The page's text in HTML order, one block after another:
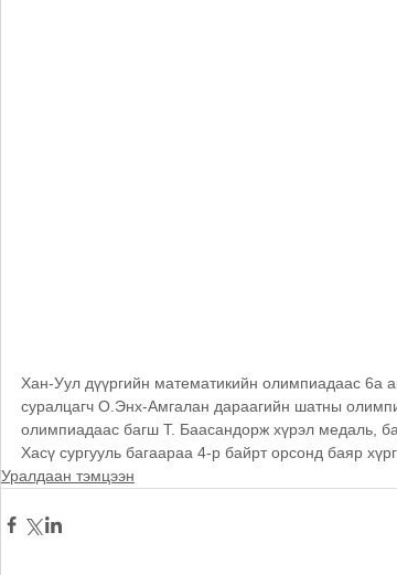
Хан-Уул дүүргийн математикийн олимпиадаас 6а
суралцагч О.Энх-Амгалан дараагийн шатны
олимпиадаас багш Т. Баасандорж хүрэл медаль,
Хасү сургууль багаараа 4-р байрт орсонд баяр
Уралдаан тэмцээн